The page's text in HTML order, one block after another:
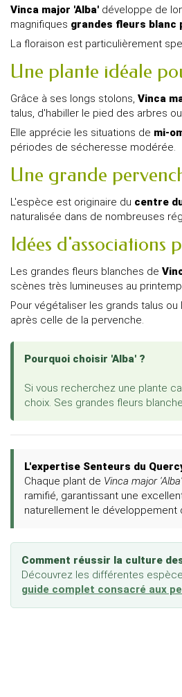
Vinca major 'Alba' développe de
magnifiques grandes fleurs blanc
La floraison est particulièrement
Une plante idéale
Grâce à ses longs stolons, Vinca
talus, d'habiller le pied des arbres
Elle apprécie les situations de mi-
périodes de sécheresse modérée.
Une grande
L'espèce est originaire du centre
naturalisée dans de nombreuses
Idées d'associations
Les grandes fleurs blanches de
scènes très lumineuses au
Pour végétaliser les grands talus
après celle de la pervenche.
Pourquoi choisir 'Alba' ?
Si vous recherchez une plante
choix. Ses grandes fleurs
L'expertise Senteurs du
Chaque plant de Vinca major 'Alba'
ramifié, garantissant une
naturellement le développement
Comment réussir la culture
Découvrez les différentes
guide complet consacré aux